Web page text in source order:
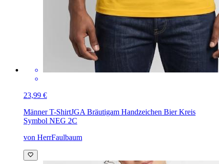
23,99 €
Männer T-ShirtJGA Bräutigam Handzeichen Bier Kreis
Symbol NEG 2C
von HerrFaulbaum